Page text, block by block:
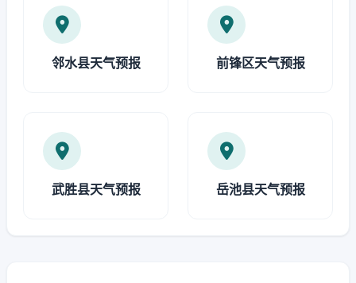
邻水县天气预报 前锋区天气预报
武胜县天气预报 岳池县天气预报